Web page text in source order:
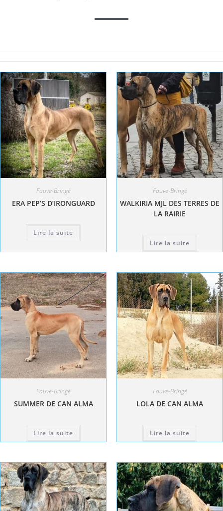
Fauve-Bringé
ERA PEP’S D’IRONGUARD
Lire la suite
Fauve-Bringé
WALKIRIA MJL DES TERRES DE
LA RAIRIE
Lire la suite
Fauve-Bringé
SUMMER DE CAN ALMA
Lire la suite
Fauve-Bringé
LOLA DE CAN ALMA
Lire la suite